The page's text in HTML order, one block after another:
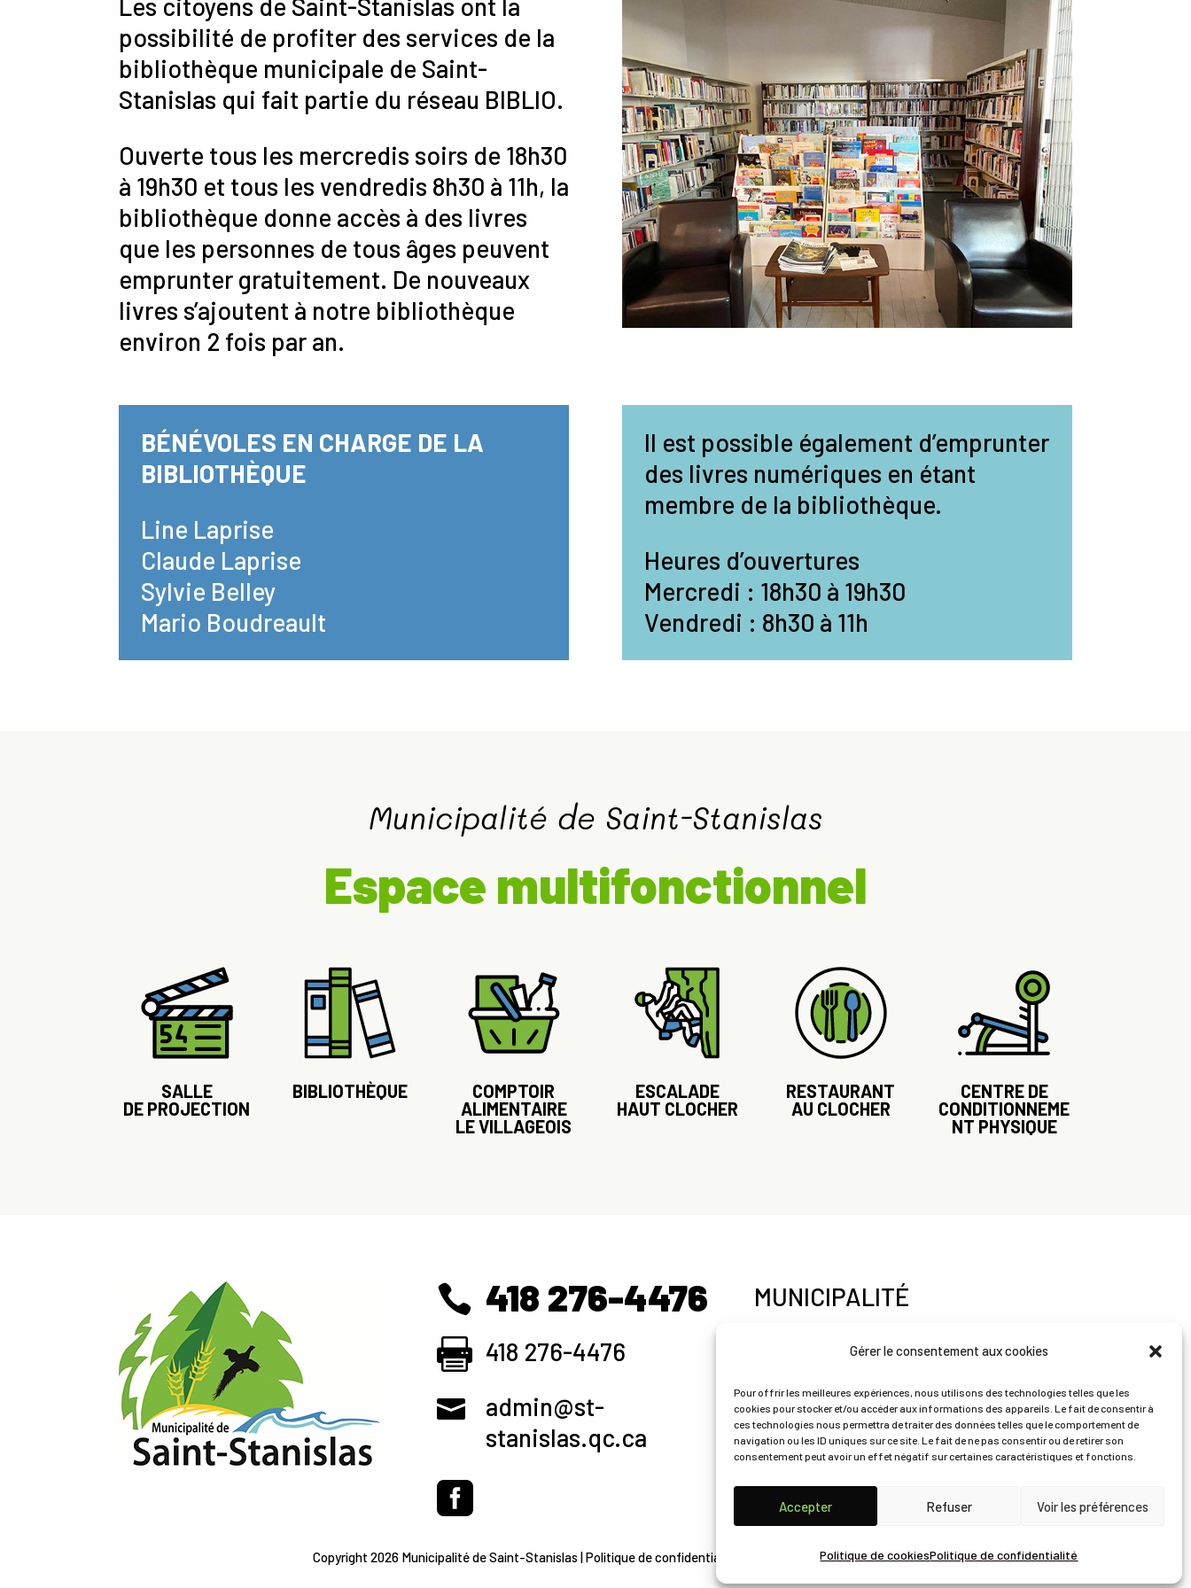
Gérer le consentement aux cookies
Pour offrir les meilleures expériences, nous utilisons des technologies telles que les
cookies pour stocker et/ou accéder aux informations des appareils. Le fait de consentir à
ces technologies nous permettra de traiter des données telles que le comportement de
navigation ou les ID uniques sur ce site. Le fait de ne pas consentir ou de retirer son
consentement peut avoir un effet négatif sur certaines caractéristiques et fonctions.
Accepter Refuser Voir les préférences
Politique de cookiesPolitique de confidentialité
possibilité de profiter des services de la
bibliothèque municipale de Saint-
Stanislas qui fait partie du réseau BIBLIO.
Ouverte tous les mercredis soirs de 18h30
à 19h30 et tous les vendredis 8h30 à 11h, la
bibliothèque donne accès à des livres
que les personnes de tous âges peuvent
emprunter gratuitement. De nouveaux
livres s’ajoutent à notre bibliothèque
environ 2 fois par an.
BÉNÉVOLES EN CHARGE DE LA
BIBLIOTHÈQUE
Line Laprise
Claude Laprise
Sylvie Belley
Mario Boudreault
Il est possible également d’emprunter
des livres numériques en étant
membre de la bibliothèque.
Heures d’ouvertures
Mercredi : 18h30 à 19h30
Vendredi : 8h30 à 11h
Municipalité de Saint-Stanislas
Espace multifonctionnel
SALLE
DE PROJECTION
BIBLIOTHÈQUE
COMPTOIR
ALIMENTAIRE
LE VILLAGEOIS
ESCALADE
HAUT CLOCHER
RESTAURANT
AU CLOCHER
CENTRE DE
CONDITIONNEME
NT PHYSIQUE
418 276-4476
418 276-4476
admin@st-
stanislas.qc.ca
MUNICIPALITÉ
SERVICES CITOYENS
TOURISME ET LOISIRS
CONTACT
Copyright 2026 Municipalité de Saint-Stanislas |Politique de confidentialité TNT Atelier